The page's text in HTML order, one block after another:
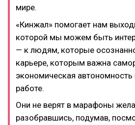
мире.
«Кинжал» помогает нам
которой мы можем быть
— к людям, которые
карьере, которым важна
экономическая автономность
работе.
Они не верят в марафоны
разобравшись, подумав,